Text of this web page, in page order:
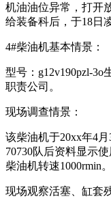
机油油位异常，打开
给装备科后，于18日
4#柴油机基本情景：
型号：g12v190pzl-
职责公司。
现场调查情景：
该柴油机于20xx年4
70730队后资料显示
柴油机转速1000rmin。
现场观察活塞、缸套